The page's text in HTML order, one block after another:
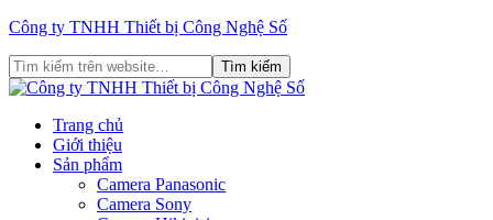
Công ty TNHH Thiết bị Công Nghệ Số
Trang chủ
Giới thiệu
Sản phẩm
Camera Panasonic
Camera Sony